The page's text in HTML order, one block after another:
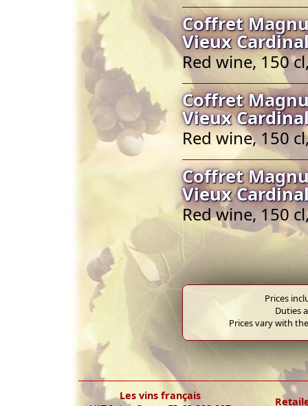
Coffret
Vieux
Red wine, 150
Coffret
Vieux
Red wine, 150
Coffret
Vieux
Red wine, 150
Prices
Duties
Prices vary with
Les vins français